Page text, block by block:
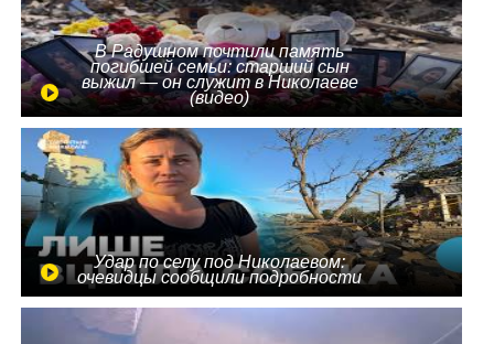
В Радушном почтили память
погибшей семьи: старший сын
выжил — он служит в Николаеве
(видео)
Удар по селу под Николаевом:
очевидцы сообщили подробности